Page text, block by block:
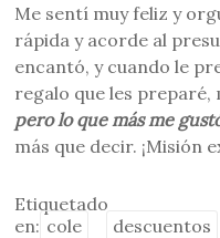
Me sentí muy feliz y
rápida y acorde al
encantó, y cuando le
regalo que les preparé,
pero lo que más me
más que decir. ¡Misión
Etiquetado
en: cole descuentos